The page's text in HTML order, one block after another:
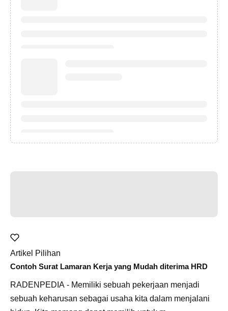
Artikel Pilihan
Contoh Surat Lamaran Kerja yang Mudah diterima HRD
RADENPEDIA - Memiliki sebuah pekerjaan menjadi
sebuah keharusan sebagai usaha kita dalam menjalani